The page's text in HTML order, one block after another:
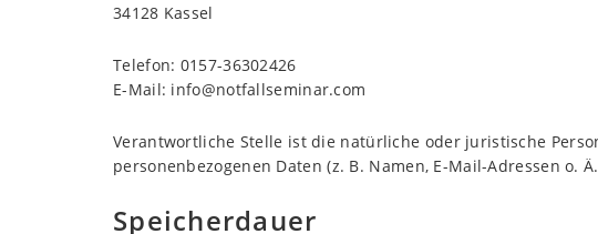
34128 Kassel
Telefon: 0157-36302426
E-Mail: info@notfallseminar.com
Verantwortliche Stelle ist die natürliche oder juristische
personenbezogenen Daten (z. B. Namen, E-Mail-Adressen o.
Speicherdauer